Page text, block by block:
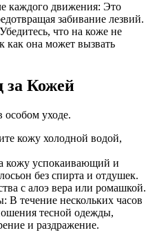
каждого движения: Это
забивание лезвий.
что на коже не
как она может вызвать
за Кожей
особом уходе.
кожу холодной водой,
кожу успокаивающий и
без спирта и отдушек.
с алоэ вера или ромашкой.
В течение нескольких часов
тесной одежды,
и раздражение.